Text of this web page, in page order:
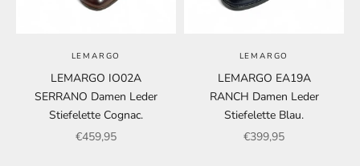
LEMARGO
LEMARGO IO02A
SERRANO Damen Leder
Stiefelette Cognac.
Angebot
€459,95
LEMARGO
LEMARGO EA19A
RANCH Damen Leder
Stiefelette Blau.
Angebot
€399,95